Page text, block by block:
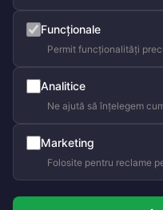
Funcționale
Permit funcționalități
Analitice
Ne ajută să înțelegem
Marketing
Folosite pentru reclame